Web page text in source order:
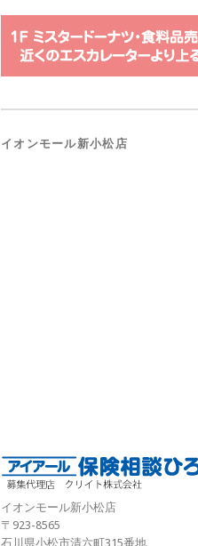
イオンモール新小松店
イオンモール新小松店
〒923-8565
石川県小松市清六町315番地